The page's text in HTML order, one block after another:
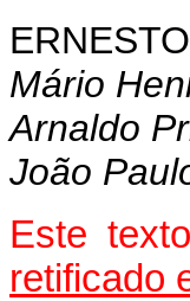
Mário
Arnaldo
João
Este
retificado